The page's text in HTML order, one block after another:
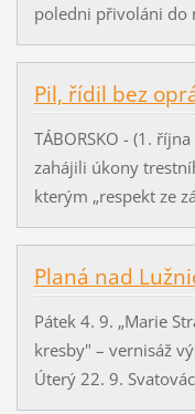
poledni přivoláni do
Pil, řídil bez
TÁBORSKO - (1.
zahájili úkony
kterým „respekt ze
Planá nad
Pátek 4. 9. „Marie
kresby" – vernisáž
Úterý 22. 9.